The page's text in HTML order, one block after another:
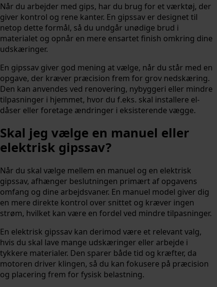
Når du arbejder med gips, har du brug for et værktøj, der
giver kontrol og rene kanter. En gipssav er designet til
netop dette formål, så du undgår unødige brud i
materialet og opnår en mere ensartet finish omkring dine
udskæringer.
En gipssav giver god mening at vælge, når du står med en
opgave, der kræver præcision frem for grov nedskæring.
Den kan anvendes ved renovering, nybyggeri eller mindre
tilpasninger i hjemmet, hvor du f.eks. skal installere el-
dåser eller foretage ændringer i eksisterende vægge.
Skal jeg vælge en manuel eller
elektrisk gipssav?
Når du skal vælge mellem en manuel og en elektrisk
gipssav, afhænger beslutningen primært af opgavens
omfang og dine arbejdsvaner. En manuel model giver dig
en mere direkte kontrol over snittet og kræver ingen
strøm, hvilket kan være en fordel ved mindre tilpasninger.
En elektrisk gipssav kan derimod være et relevant valg,
hvis du skal lave mange udskæringer eller arbejde i
tykkere materialer. Den sparer både tid og kræfter, da
motoren driver klingen, så du kan fokusere på præcision
og placering frem for fysisk belastning.